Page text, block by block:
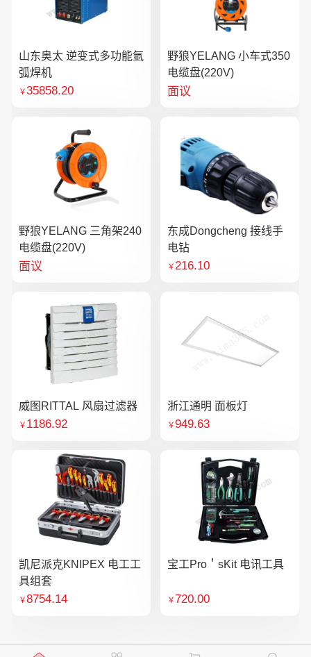
山东奥太 逆变式多功能氩
弧焊机
￥35858.20
野狼YELANG 小车式350
电缆盘(220V)
面议
野狼YELANG 三角架240
电缆盘(220V)
面议
东成Dongcheng 接线手
电钻
￥216.10
威图RITTAL 风扇过滤器
￥ 1186.92
浙江通明 面板灯
￥949.63
凯尼派克KNIPEX 电工工
具组套
￥8754.14
宝工Pro＇sKit 电讯工具
￥720.00